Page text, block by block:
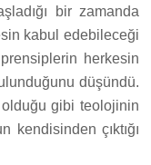
bir zamanda
kabul edebileceği
herkesin
düşündü.
olduğu gibi teolojinin
kendisinden çıktığı